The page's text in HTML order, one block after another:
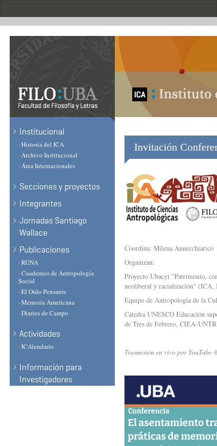
Institucional
· Historia del ICA
· Archivo Institucional
· Área Internacionales
Secciones y proyectos
Integrantes
Jornadas Santiago
Wallace
Publicaciones
· RUNA
· Cuadernos de Antropología
Social
· El Oído Pensante
· Memoria Americana
· Diarios de Campo
Actividades
· ICAlendario
Información para
Investigadores
Invitación
Coordina: Milena Annecchiarico
Organizan:
Proyecto Ubacyt "Patrimonio,
neoliberal y racialización"
Equipo de Antropología de la
Cátedra UNESCO Educación
de Tres de Febrero, CIEA-
Trasmisión en vivo por